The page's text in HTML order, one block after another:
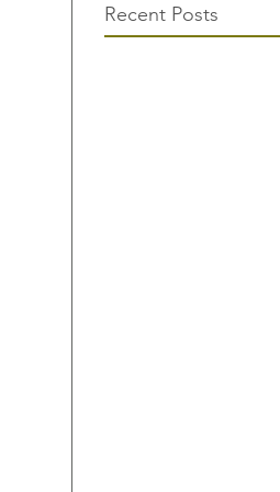
Recent Posts